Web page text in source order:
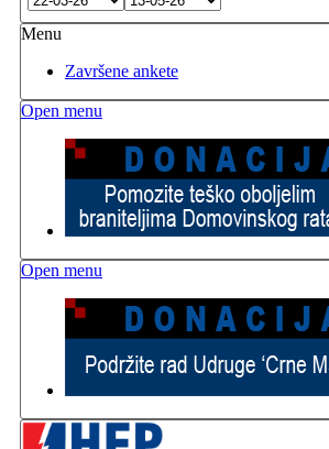
Menu
Završene ankete
Open menu
Open menu